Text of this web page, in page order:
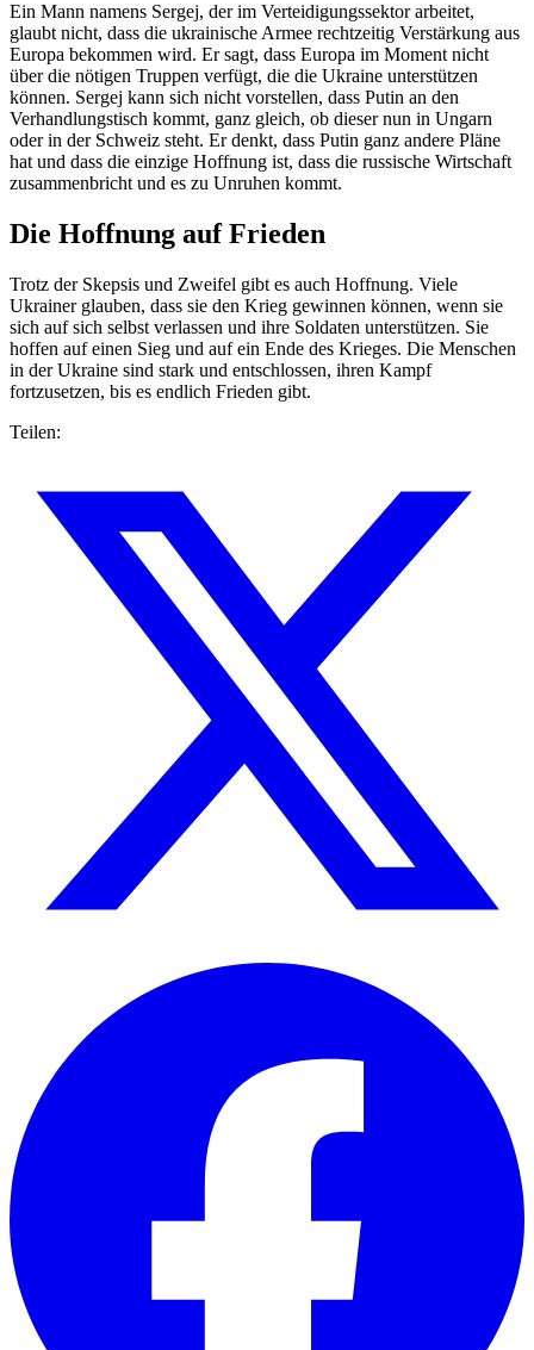
Ein Mann namens Sergej, der im Verteidigungssektor arbeitet,
glaubt nicht, dass die ukrainische Armee rechtzeitig Verstärkung aus
Europa bekommen wird. Er sagt, dass Europa im Moment nicht
über die nötigen Truppen verfügt, die die Ukraine unterstützen
können. Sergej kann sich nicht vorstellen, dass Putin an den
Verhandlungstisch kommt, ganz gleich, ob dieser nun in Ungarn
oder in der Schweiz steht. Er denkt, dass Putin ganz andere Pläne
hat und dass die einzige Hoffnung ist, dass die russische Wirtschaft
zusammenbricht und es zu Unruhen kommt.
Die Hoffnung auf Frieden
Trotz der Skepsis und Zweifel gibt es auch Hoffnung. Viele
Ukrainer glauben, dass sie den Krieg gewinnen können, wenn sie
sich auf sich selbst verlassen und ihre Soldaten unterstützen. Sie
hoffen auf einen Sieg und auf ein Ende des Krieges. Die Menschen
in der Ukraine sind stark und entschlossen, ihren Kampf
fortzusetzen, bis es endlich Frieden gibt.
Teilen: